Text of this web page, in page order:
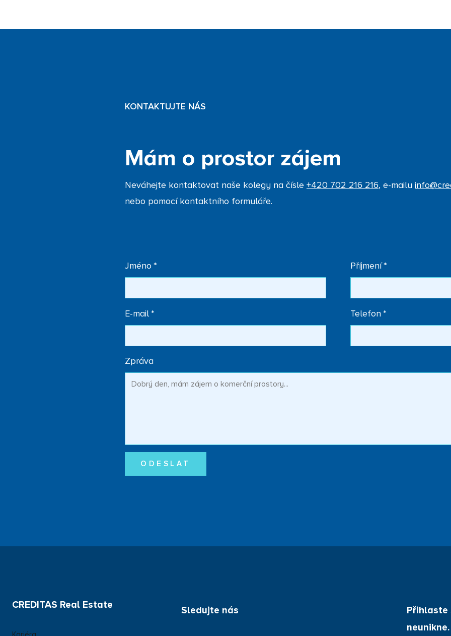
KONTAKTUJTE NÁS
Mám o prostor zájem
Neváhejte kontaktovat naše kolegy na čísle +420 702 216 216, e-mailu
nebo pomocí kontaktního formuláře.
Jméno * Příjmení *
E-mail * Telefon *
Zpráva
ODESLAT
CREDITAS Real Estate
Sledujte nás
Přihlaste
neunikne.